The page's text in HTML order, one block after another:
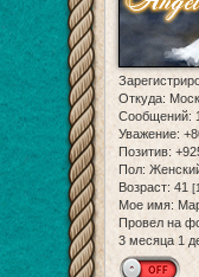
Откуда:
Сообщений:
Уважение:
Позитив:
Пол:
Возраст: 41
Мое имя:
Провел на
3 месяца 1